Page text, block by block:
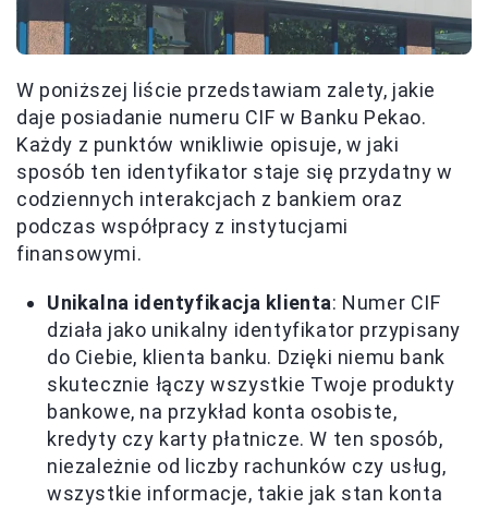
W poniższej liście przedstawiam zalety, jakie
daje posiadanie numeru CIF w Banku Pekao.
Każdy z punktów wnikliwie opisuje, w jaki
sposób ten identyfikator staje się przydatny w
codziennych interakcjach z bankiem oraz
podczas współpracy z instytucjami
finansowymi.
Unikalna identyfikacja klienta: Numer CIF
działa jako unikalny identyfikator przypisany
do Ciebie, klienta banku. Dzięki niemu bank
skutecznie łączy wszystkie Twoje produkty
bankowe, na przykład konta osobiste,
kredyty czy karty płatnicze. W ten sposób,
niezależnie od liczby rachunków czy usług,
wszystkie informacje, takie jak stan konta